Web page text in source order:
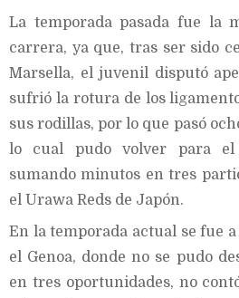
La temporada pasada fue la
carrera, ya que, tras ser sido
Marsella, el juvenil disputó
sufrió la rotura de los
sus rodillas, por lo que pasó
lo cual pudo volver para el
sumando minutos en tres
el Urawa Reds de Japón.
En la temporada actual se fue
el Genoa, donde no se pudo
en tres oportunidades, no